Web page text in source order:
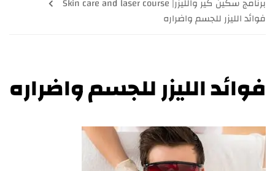
برنامج سكين كير والليزر| Skin care and laser course
فوائد الليزر للجسم واضراره
فوائد الليزر للجسم واضراره